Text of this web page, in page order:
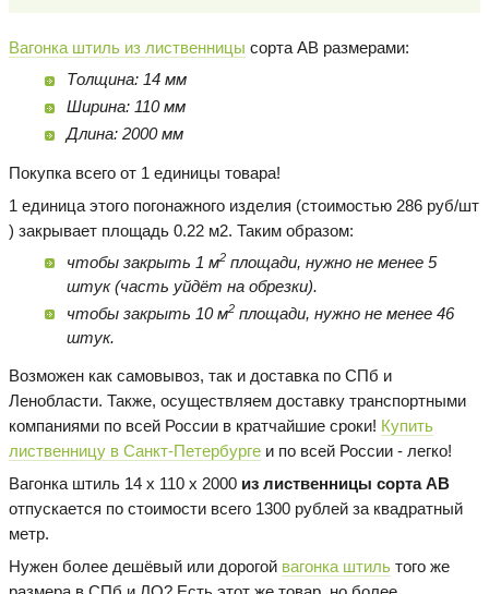
Вагонка штиль из лиственницы сорта AB размерами:
Толщина: 14 мм
Ширина: 110 мм
Длина: 2000 мм
Покупка всего от 1 единицы товара!
1 единица этого погонажного изделия (стоимостью 286 руб/шт
) закрывает площадь 0.22 м2. Таким образом:
чтобы закрыть 1 м2площади, нужно не менее 5
штук (часть уйдёт на обрезки).
чтобы закрыть 10 м2площади, нужно не менее 46
штук.
Возможен как самовывоз, так и доставка по СПб и
Ленобласти. Также, осуществляем доставку транспортными
компаниями по всей России в кратчайшие сроки! Купить
лиственницу в Санкт-Петербурге и по всей России - легко!
Вагонка штиль 14 х 110 х 2000 из лиственницы сорта AB
отпускается по стоимости всего 1300 рублей за квадратный
метр.
Нужен более дешёвый или дорогой вагонка штиль того же